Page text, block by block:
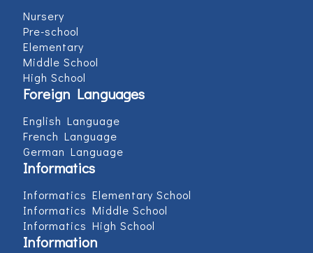
Nursery
Pre-school
Elementary
Middle School
High School
Foreign Languages
English Language
French Language
German Language
Informatics
Informatics Elementary School
Informatics Middle School
Informatics High School
Information